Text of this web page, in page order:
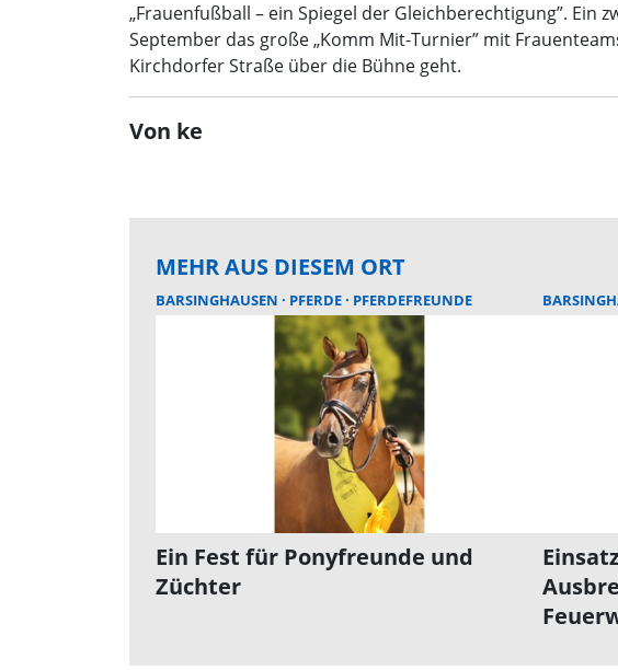
„Frauenfußball – ein Spiegel der Gleichberechtigung”.
September das große „Komm Mit-Turnier” mit
Kirchdorfer Straße über die Bühne geht.
Von ke
MEHR AUS DIESEM ORT
BARSINGHAUSEN PFERDE PFERDEFREUNDE
Ein Fest für Ponyfreunde und
Züchter